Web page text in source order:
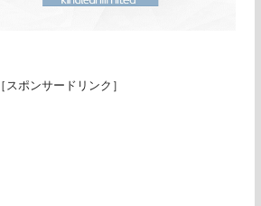
［スポンサードリンク］